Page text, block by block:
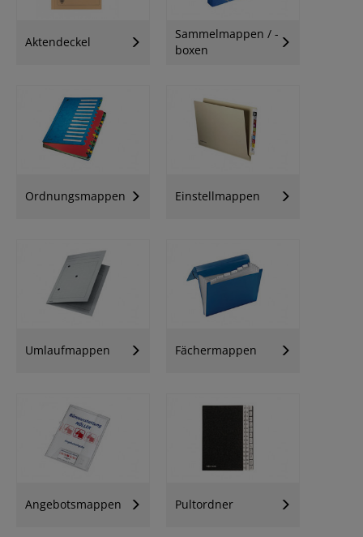
Aktendeckel
Sammelmappen / -
boxen
Ordnungsmappen Einstellmappen
Umlaufmappen Fächermappen
Angebotsmappen Pultordner